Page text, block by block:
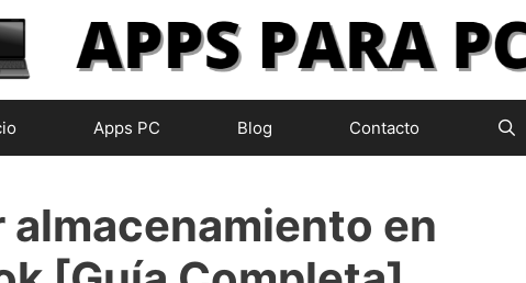
Apps PC Blog Contacto
almacenamiento en